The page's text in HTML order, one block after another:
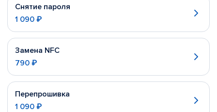
Снятие пароля
1 090 ₽
Замена NFC
790 ₽
Перепрошивка
1 090 ₽